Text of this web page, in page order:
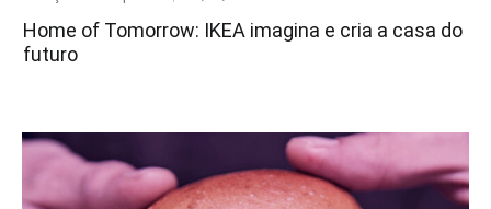
Home of Tomorrow: IKEA imagina e cria a casa do
futuro